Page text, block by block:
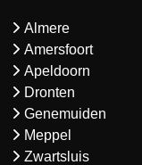
Almere
Amersfoort
Apeldoorn
Dronten
Genemuiden
Meppel
Zwartsluis